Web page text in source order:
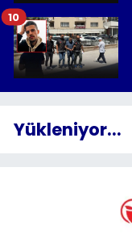
10
Yükleniyor...